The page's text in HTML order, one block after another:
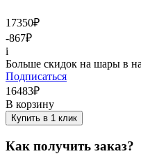
17350₽
-867₽
i
Больше скидок на шары в
Подписаться
16483₽
В корзину
Купить в 1 клик
Как получить заказ?